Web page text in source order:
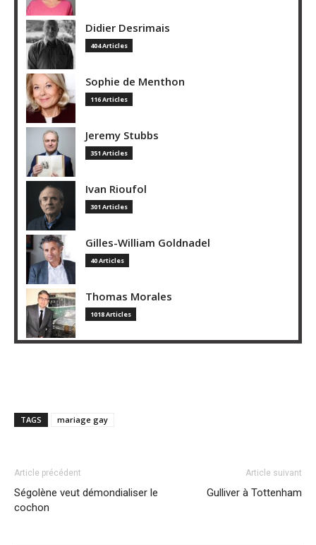
Didier Desrimais
404 Articles
Sophie de Menthon
116 Articles
Jeremy Stubbs
351 Articles
Ivan Rioufol
301 Articles
Gilles-William Goldnadel
40 Articles
Thomas Morales
1018 Articles
TAGS mariage gay
Article précédent
Ségolène veut démondialiser le
cochon
Article suivant
Gulliver à Tottenham